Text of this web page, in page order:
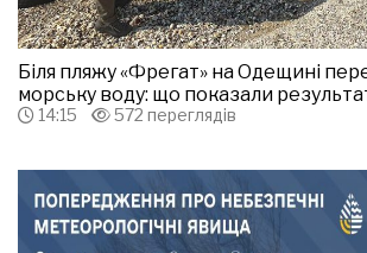
Біля пляжу «Фрегат» на Одещині
морську воду: що показали
14:15 572 переглядів